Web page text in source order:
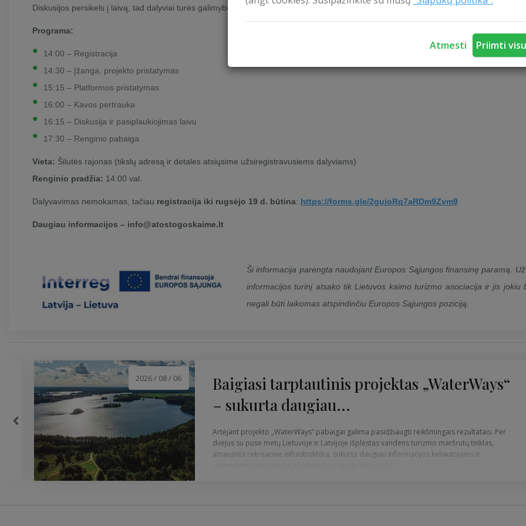
Atmesti Priimti
Diskusijos persikels į laivą, tad dalyviai turės galimybę ne tik pasidalinti savo įžvalgomis, bet ir patirti vandens turizmo dvasią iš arti.
Programa:
14:00 – Registracija
14:30 – Įžanga, projekto pristatymas
15:15 – Platformos pristatymas
16:00 – Kavos pertrauka
16:15 – Diskusija ir pasiplaukiojimas laivu
17:30 – Renginio pabaiga
Vieta: Šilutės rajonas (tikslų adresą ir detales atsiųsime užsiregistravusiems dalyviams)
Renginio pradžia: 14:00 val.
Dalyvavimas nemokamas, tačiau registracija iki rugsėjo 19 d. būtina: https://forms.gle/2gujoRq7aRDm9Zvm9
Daugiau informacijos – info@atostogoskaime.lt
Ši informacija parengta naudojant Europos Sąjungos finansinę paramą.
informacijos turinį atsako tik Lietuvos kaimo turizmo asociacija ir jis jokiu
negali būti laikomas atspindinčiu Europos Sąjungos poziciją.
2026 / 08 / 06
Baigiasi tarptautinis projektas „WaterWays“
– sukurta daugiau...
Artėjant projekto „WaterWays“ pabaigai galima pasidžiaugti reikšmingais rezultatais. Per
dvejus su puse metų Lietuvoje ir Latvijoje išplėstas vandens turizmo maršrutų tinklas,
atnaujinta rekreacinė infrastruktūra, sukurta daugiau informacijos keliautojams ir